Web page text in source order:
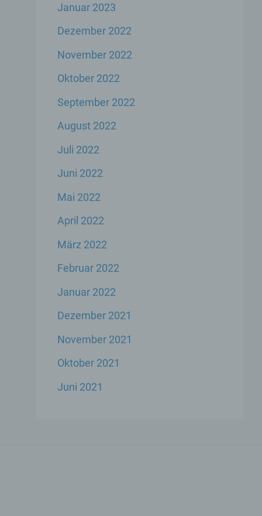
Januar 2023
Dezember 2022
November 2022
Oktober 2022
September 2022
August 2022
Juli 2022
Juni 2022
Mai 2022
April 2022
März 2022
Februar 2022
Januar 2022
Dezember 2021
November 2021
Oktober 2021
Juni 2021